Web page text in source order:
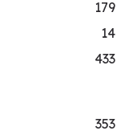
179
14
433
353